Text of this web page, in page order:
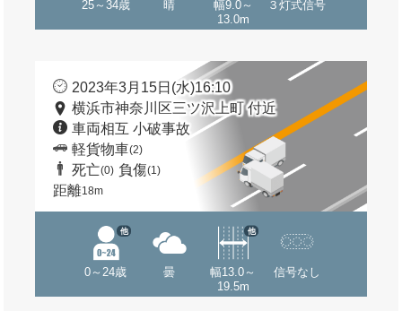
25～34歳 晴
幅9.0～
13.0m
３灯式信号
2023年3月15日(水)16:10
横浜市神奈川区三ツ沢上町 付近
車両相互 小破事故
軽貨物車(2)
死亡(0) 負傷(1)
距離18m
0～24歳
他
曇
幅13.0～
19.5m
他
信号なし